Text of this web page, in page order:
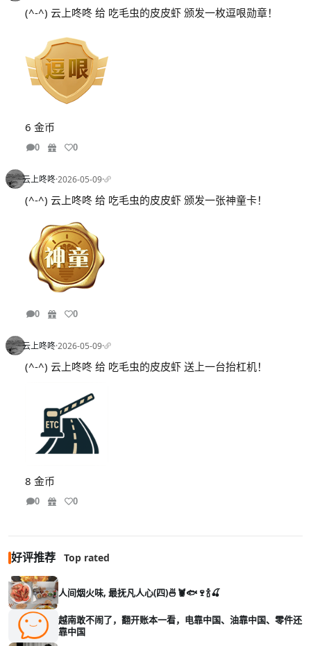
(^-^) 云上咚咚 给 吃毛虫的皮皮虾 颁发一枚逗哏勋章！
6 金币
0 0
云上咚咚·2026-05-09·
(^-^) 云上咚咚 给 吃毛虫的皮皮虾 颁发一张神童卡！
0 0
云上咚咚·2026-05-09·
(^-^) 云上咚咚 给 吃毛虫的皮皮虾 送上一台抬杠机！
8 金币
0 0
好评推荐 Top rated
人间烟火味, 最抚凡人心(四)🍜🦞🐟🍷🍾🍒
越南敢不闹了，翻开账本一看，电靠中国、油靠中国、零件还
靠中国